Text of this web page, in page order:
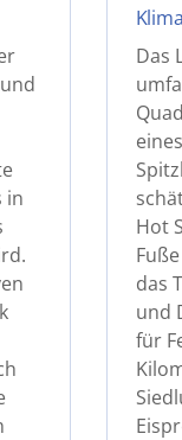
in
Das
Hot
das
und
für